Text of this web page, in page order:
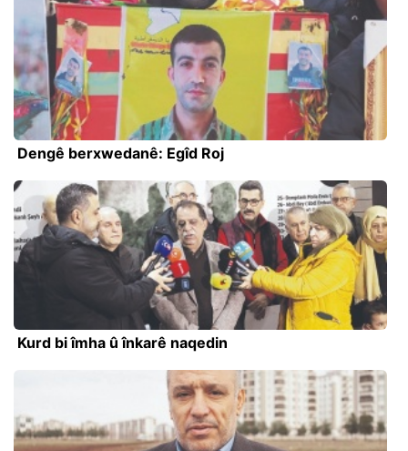
Dengê berxwedanê: Egîd Roj
Kurd bi îmha û înkarê naqedin